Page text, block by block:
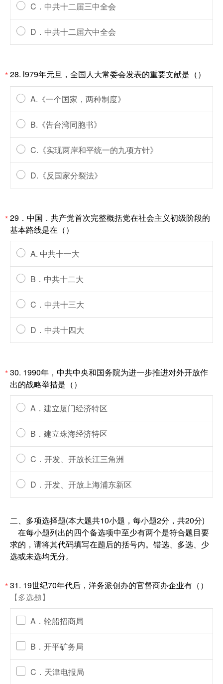
C．中共十二届三中全会
D．中共十二届六中全会
*28. l979年元旦，全国人大常委会发表的重要文献是（）
A.《一个国家，两种制度》
B.《告台湾同胞书》
C.《实现两岸和平统一的九项方针》
D.《反国家分裂法》
*29．中国．共产党首次完整概括党在社会主义初级阶段的
基本路线是在（）
A. 中共十一大
B．中共十二大
C．中共十三大
D．中共十四大
*30. 1990年，中共中央和国务院为进一步推进对外开放作
出的战略举措是（）
A．建立厦门经济特区
B．建立珠海经济特区
C．开发、开放长江三角洲
D．开发、开放上海浦东新区
二、多项选择题(本大题共10小题，每小题2分，共20分)
在每小题列出的四个备选项中至少有两个是符合题目要
求的，请将其代码填写在题后的括号内。错选、多选、少
选或未选均无分。
*31. 19世纪70年代后，洋务派创办的官督商办企业有（）
【多选题】
A．轮船招商局
B．开平矿务局
C．天津电报局